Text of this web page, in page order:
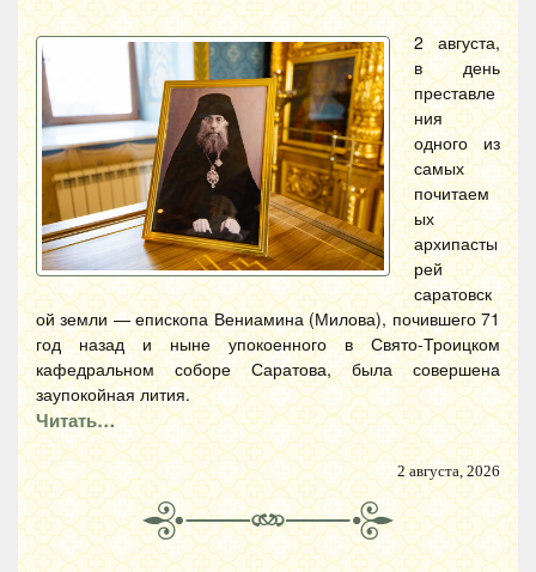
2 августа,
в день
преставле
ния
одного из
самых
почитаем
ых
архипасты
рей
саратовск
ой земли — епископа Вениамина (Милова), почившего 71
год назад и ныне упокоенного в Свято-Троицком
кафедральном соборе Саратова, была совершена
заупокойная лития.
Читать…
2 августа, 2026